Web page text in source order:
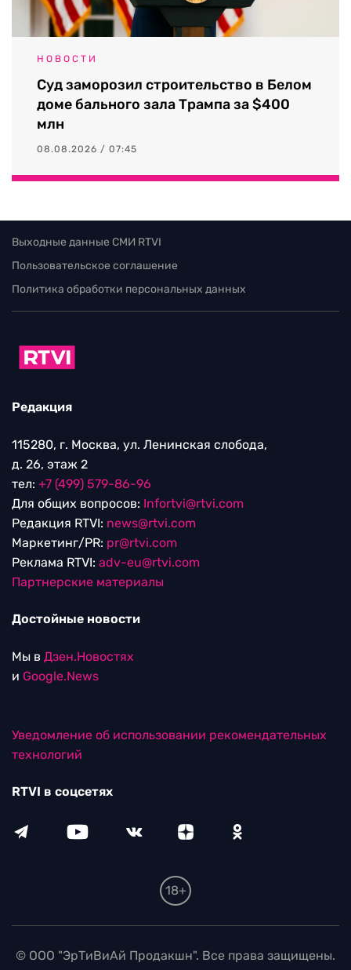
НОВОСТИ
Суд заморозил строительство в Белом
доме бального зала Трампа за $400
млн
08.08.2026 / 07:45
Выходные данные СМИ RTVI
Пользовательское соглашение
Политика обработки персональных данных
Редакция
115280, г. Москва, ул. Ленинская слобода,
д. 26, этаж 2
тел: +7 (499) 579-86-96
Для общих вопросов: Infortvi@rtvi.com
Редакция RTVI: news@rtvi.com
Маркетинг/PR: pr@rtvi.com
Реклама RTVI: adv-eu@rtvi.com
Партнерские материалы
Достойные новости
Мы в Дзен.Новостях
и Google.News
Уведомление об использовании рекомендательных
технологий
RTVI в соцсетях
18+
© ООО "ЭрТиВиАй Продакшн". Все права защищены.